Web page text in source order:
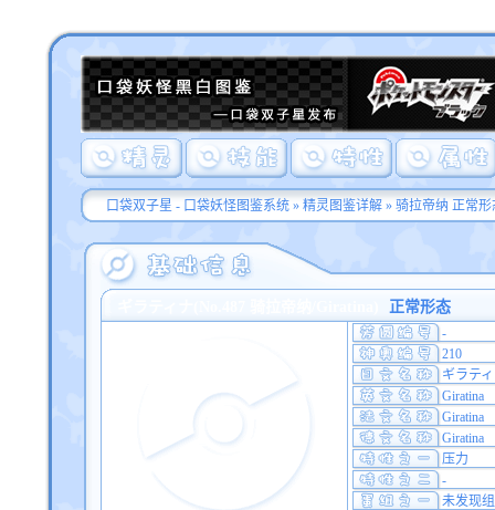
口袋双子星 - 口袋妖怪图鉴系统» 精灵图鉴详解» 骑拉帝纳 正常形
正常形态
-
210
ギラテ
Giratina
Giratina
Giratina
压力
-
未发现组